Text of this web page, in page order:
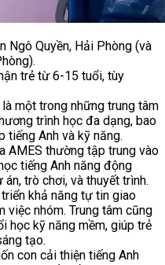
Ngô Quyền, Hải Phòng (và
trẻ từ 6-15 tuổi, tùy
một trong những trung tâm
trình học đa dạng, bao
tiếng Anh và kỹ năng.
AMES thường tập trung vào
tiếng Anh năng động
trò chơi, và thuyết trình.
khả năng tự tin giao
việc nhóm. Trung tâm cũng
học kỹ năng mềm, giúp trẻ
tạo.
con cải thiện tiếng Anh